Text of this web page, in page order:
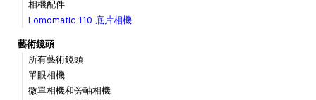
相機配件
Lomomatic 110 底片相機
藝術鏡頭
所有藝術鏡頭
單眼相機
微單相機和旁軸相機